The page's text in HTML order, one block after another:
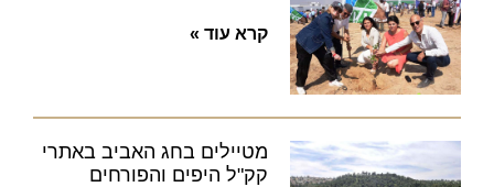
קרא עוד »
מטיילים בחג האביב באתרי
קק"ל היפים והפורחים